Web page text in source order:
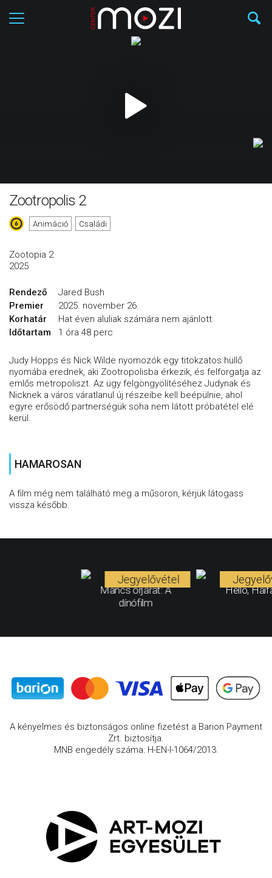
Zootropolis 2
Animáció Családi
Zootopia 2
2025
Rendező
Jared Bush
Premier
2025. november 26.
Korhatár
Hat éven aluliak számára nem ajánlott.
Időtartam
1 óra 48 perc
Judy Hopps és Nick Wilde nyomozók egy titokzatos hüllő
nyomába erednek, aki Zootropolisba érkezik, és felforgatja az
emlős metropoliszt. Az ügy felgöngyölítéséhez Judynak és
Nicknek a város váratlanul új részeibe kell beépülnie, ahol
egyre erősödő partnerségük soha nem látott próbatétel elé
kerül.
HAMAROSAN
A film még nem található meg a műsoron, kérjük látogass
vissza később.
Mancs őrjárat: A
dínófilm
Jegyelővétel
Helló,
A kényelmes és biztonságos online fizetést a Barion Payment
Zrt. biztosítja.
MNB engedély száma: H-EN-I-1064/2013.